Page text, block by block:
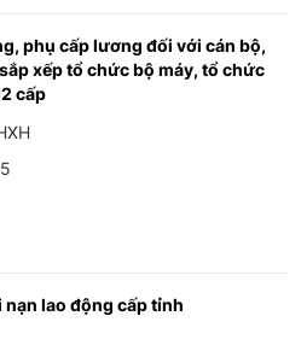
phụ cấp lương đối với cán bộ,
xếp tổ chức bộ máy, tổ chức
cấp
lao động cấp tỉnh